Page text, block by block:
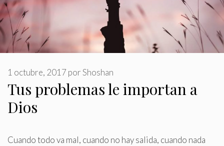
Tus problemas le importan a
Dios
1 octubre, 2017 porShoshan
Cuando todo va mal, cuando no hay salida, cuando nada